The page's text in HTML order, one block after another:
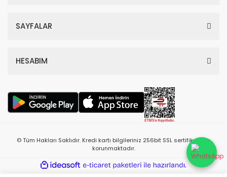
SAYFALAR
HESABIM
© Tüm Hakları Saklıdır. Kredi kartı bilgileriniz 256bit SSL sertifikası ile
korunmaktadır.
ideasoft
e-
ile
hazırlandı.